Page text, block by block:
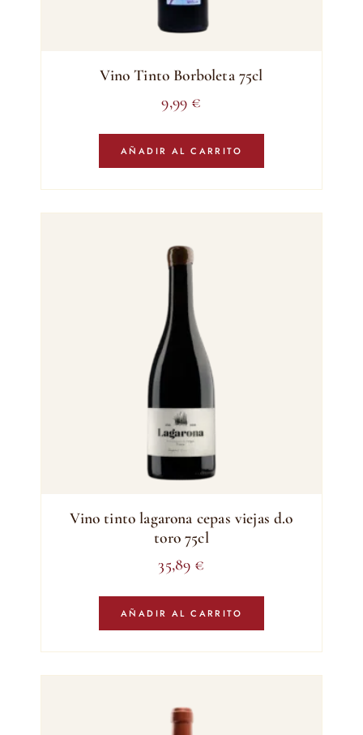
Vino Tinto Borboleta 75cl
9,99 €
AÑADIR AL CARRITO
Vino tinto lagarona cepas viejas d.o
toro 75cl
35,89 €
AÑADIR AL CARRITO